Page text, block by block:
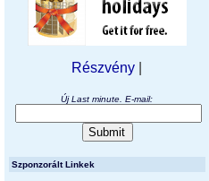
Részvény
Új Last minute. E-mail:
Szponzorált Linkek